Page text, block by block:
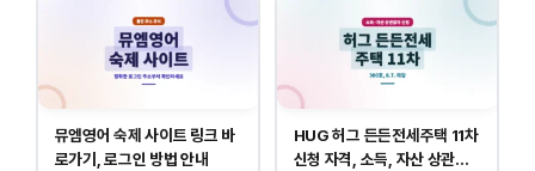
뮤엠영어 숙제 사이트 링크 바
로가기, 로그인 방법 안내
HUG 허그 든든전세주택 11차
신청 자격, 소득, 자산 상관없